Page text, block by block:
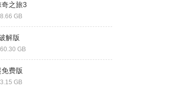
之旅3
8.66 GB
解版
60.30 GB
费版
3.15 GB